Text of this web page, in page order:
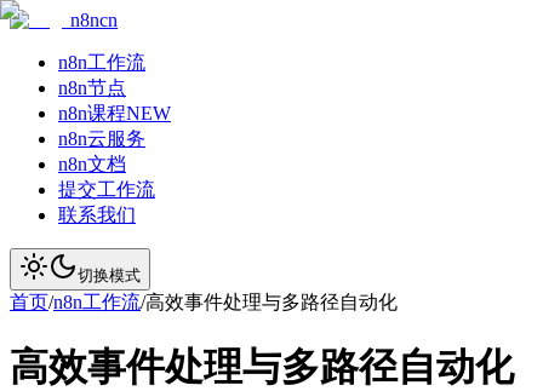
n8ncn
n8n工作流
n8n节点
n8n课程NEW
n8n云服务
n8n文档
提交工作流
联系我们
切换模式
首页/n8n工作流/高效事件处理与多路径自动化
高效事件处理与多路径自动化